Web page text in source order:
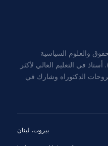
والعلوم السياسية
والاقتصادية (2014-2020). أستاذ في التعليم العالي لأكثر
الدكتوراه وشارك في
بيروت، لبنان